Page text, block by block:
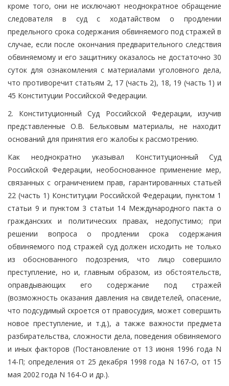
кроме того, они не исключают неоднократное обращение
следователя в суд с ходатайством о продлении
предельного срока содержания обвиняемого под стражей в
случае, если после окончания предварительного следствия
обвиняемому и его защитнику оказалось не достаточно 30
суток для ознакомления с материалами уголовного дела,
что противоречит статьям 2, 17 (часть 2), 18, 19 (часть 1) и
45 Конституции Российской Федерации.
2. Конституционный Суд Российской Федерации, изучив
представленные О.В. Бельковым материалы, не находит
оснований для принятия его жалобы к рассмотрению.
Как неоднократно указывал Конституционный Суд
Российской Федерации, необоснованное применение мер,
связанных с ограничением прав, гарантированных статьей
22 (часть 1) Конституции Российской Федерации, пунктом 1
статьи 9 и пунктом 3 статьи 14 Международного пакта о
гражданских и политических правах, недопустимо; при
решении вопроса о продлении срока содержания
обвиняемого под стражей суд должен исходить не только
из обоснованного подозрения, что лицо совершило
преступление, но и, главным образом, из обстоятельств,
оправдывающих его содержание под стражей
(возможность оказания давления на свидетелей, опасение,
что подсудимый скроется от правосудия, может совершить
новое преступление, и т.д.), а также важности предмета
разбирательства, сложности дела, поведения обвиняемого
и иных факторов (Постановление от 13 июня 1996 года N
14-П; определения от 25 декабря 1998 года N 167-О, от 15
мая 2002 года N 164-О и др.).